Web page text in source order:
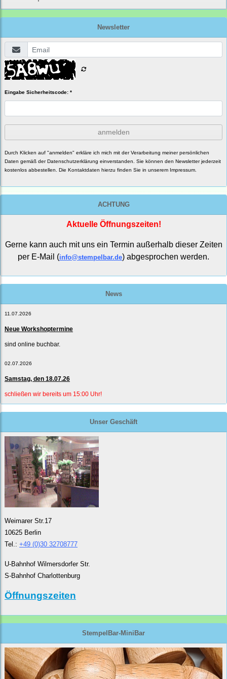
Newsletter
Eingabe Sicherheitscode: *
anmelden
Durch Klicken auf "anmelden" erkläre ich mich mit der Verarbeitung meiner persönlichen
Daten gemäß der Datenschutzerklärung einverstanden. Sie können den Newsletter jederzeit
kostenlos abbestellen. Die Kontaktdaten hierzu finden Sie in unserem Impressum.
ACHTUNG
Aktuelle Öffnungszeiten!
Gerne kann auch mit uns ein Termin außerhalb dieser Zeiten
per E-Mail (info@stempelbar.de) abgesprochen werden.
News
11.07.2026
Neue Workshoptermine
sind online buchbar.
02.07.2026
Samstag, den 18.07.26
schließen wir bereits um 15:00 Uhr!
Unser Geschäft
Weimarer Str.17
10625 Berlin
Tel.: +49 (0)30 32708777
U-Bahnhof Wilmersdorfer Str.
S-Bahnhof Charlottenburg
Öffnungszeiten
StempelBar-MiniBar